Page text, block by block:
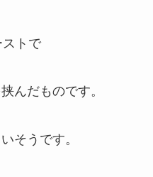
トで
んだものです。
そうです。